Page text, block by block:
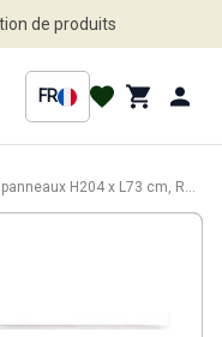
de produits
FR
cm, Rail Alu bandeau blanc, Coquilles